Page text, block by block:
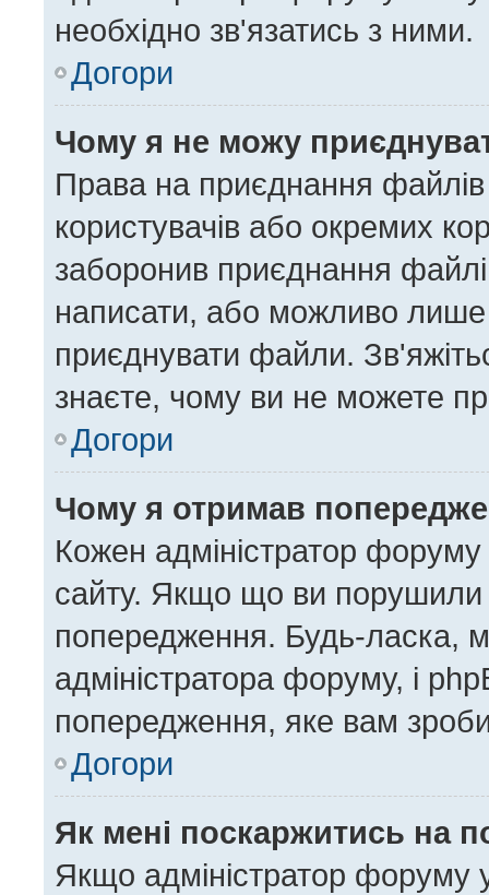
необхідно зв'язатись з ними.
Догори
Чому я не можу
Права на приєднання
користувачів або окремих
заборонив приєднання
написати, або можливо лише
приєднувати файли.
знаєте, чому ви не можете
Догори
Чому я отримав
Кожен адміністратор
сайту. Якщо що ви
попередження. Будь-ласка,
адміністратора форуму, і
попередження, яке вам
Догори
Як мені поскаржитись на
Якщо адміністратор форуму